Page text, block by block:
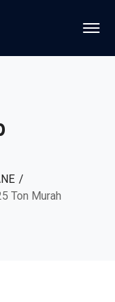
Ton Murah